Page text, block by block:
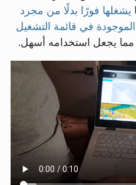
يشغلها فورًا بدلًا من مجرد
الموجودة في قائمة التشغيل
مما يجعل استخدامه أسهل.